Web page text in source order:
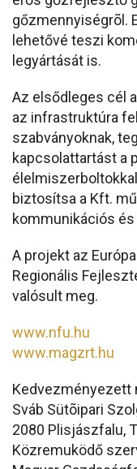
gőzmennyiségrõl.
lehetővé teszi
legyártását is.
Az elsődleges cél
az infrastruktúra
szabványoknak,
kapcsolattartást a
biztosítsa a Kft.
kommunikációs
A projekt az
Regionális
valósult meg.
www.nfu.hu
www.magzrt.hu
Kedvezményezett
Sváb Sütõipari
2080 Plisjászfalu,
Közremuködő